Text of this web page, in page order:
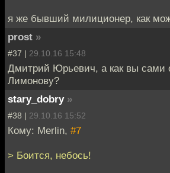
я же бывший милиционер, как
prost »
#37 | 29.10.16 15:48
Дмитрий Юрьевич, а как вы сами
Лимонову?
stary_dobry »
#38 | 29.10.16 15:52
Кому: Merlin, #7
> Боится, небось!